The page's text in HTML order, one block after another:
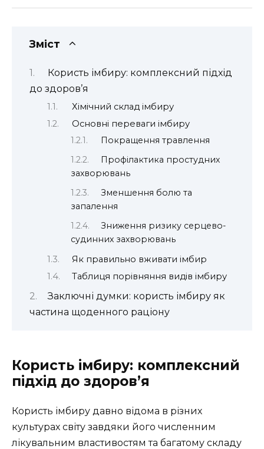
Зміст
Користь імбиру: комплексний підхід
до здоров’я
Хімічний склад імбиру
Основні переваги імбиру
Покращення травлення
Профілактика простудних
захворювань
Зменшення болю та
запалення
Зниження ризику серцево-
судинних захворювань
Як правильно вживати імбир
Таблиця порівняння видів імбиру
Заключні думки: користь імбиру як
частина щоденного раціону
Користь імбиру: комплексний
підхід до здоров’я
Користь імбиру давно відома в різних
культурах світу завдяки його численним
лікувальним властивостям та багатому складу